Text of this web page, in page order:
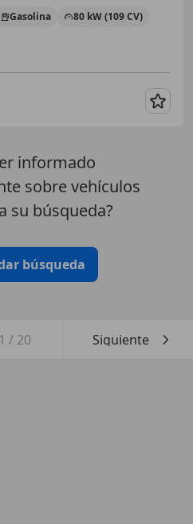
Gasolina 80 kW (109 CV)
informado
sobre vehículos
su búsqueda?
búsqueda
1 / 20 Siguiente